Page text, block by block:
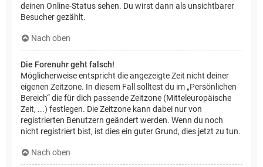
deinen Online-Status sehen. Du wirst dann als unsichtbarer
Besucher gezählt.
Nach oben
Die Forenuhr geht falsch!
Möglicherweise entspricht die angezeigte Zeit nicht deiner
eigenen Zeitzone. In diesem Fall solltest du im „Persönlichen
Bereich“ die für dich passende Zeitzone (Mitteleuropäische
Zeit, ...) festlegen. Die Zeitzone kann dabei nur von
registrierten Benutzern geändert werden. Wenn du noch
nicht registriert bist, ist dies ein guter Grund, dies jetzt zu tun.
Nach oben